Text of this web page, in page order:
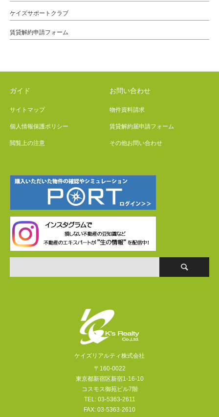
ケイズサポートクラブ
賃貸解約申請フォーム
ガイド
サイトマップ
個人情報保護ポリシー
閲覧上の注意
お問い合わせ
物件資料請求
賃貸解約届申請フォーム
その他お問い合わせ
ケイズリアルティ株式会社
〒160-0022
東京都新宿区新宿1-16-10
コスモス御苑ビル7階
TEL: 03-5363-2611
FAX: 03-5363-2610